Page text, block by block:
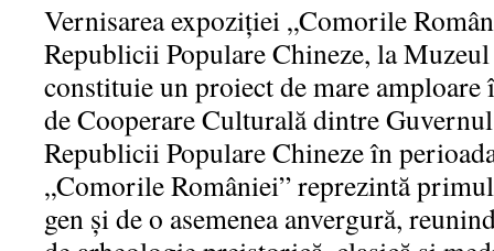
Vernisarea expoziției „Comorile
Republicii Populare Chineze, la
constituie un proiect de mare
de Cooperare Culturală dintre
Republicii Populare Chineze în
„Comorile României” reprezintă
gen și de o asemenea anvergură,